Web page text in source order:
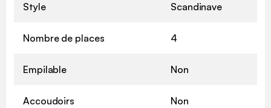
Style Scandinave
Nombre de places 4
Empilable Non
Accoudoirs Non